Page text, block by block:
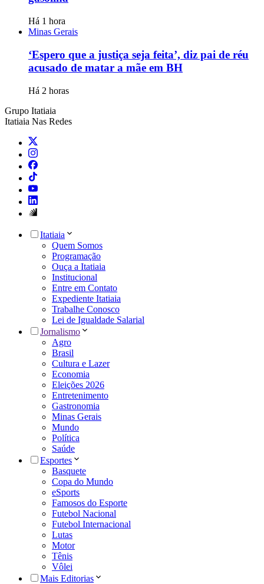
Há 1 hora
Minas Gerais
‘Espero que a justiça seja feita’, diz pai de réu
acusado de matar a mãe em BH
Há 2 horas
Grupo Itatiaia
Itatiaia Nas Redes
Itatiaia
Quem Somos
Programação
Ouça a Itatiaia
Institucional
Entre em Contato
Expediente Itatiaia
Trabalhe Conosco
Lei de Igualdade Salarial
Jornalismo
Agro
Brasil
Cultura e Lazer
Economia
Eleições 2026
Entretenimento
Gastronomia
Minas Gerais
Mundo
Política
Saúde
Esportes
Basquete
Copa do Mundo
eSports
Famosos do Esporte
Futebol Nacional
Futebol Internacional
Lutas
Motor
Tênis
Vôlei
Mais Editorias